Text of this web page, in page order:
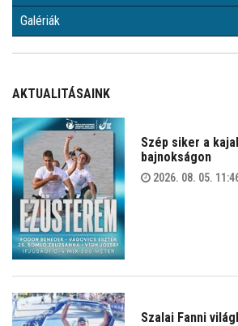
Galériák
AKTUALITÁSAINK
Szép siker a
bajnokságon
2026. 08. 05.
Szalai Fanni